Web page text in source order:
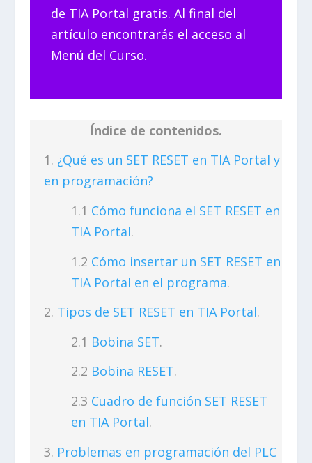
de TIA Portal gratis. Al final del
artículo encontrarás el acceso al
Menú del Curso.
Índice de contenidos.
¿Qué es un SET RESET en TIA Portal y
en programación?
Cómo funciona el SET RESET en
TIA Portal.
Cómo insertar un SET RESET en
TIA Portal en el programa.
Tipos de SET RESET en TIA Portal.
Bobina SET.
Bobina RESET.
Cuadro de función SET RESET
en TIA Portal.
Problemas en programación del PLC